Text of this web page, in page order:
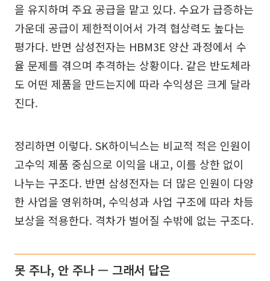
을 유지하며 주요 공급을 맡고 있다. 수요가 급증하는
가운데 공급이 제한적이어서 가격 협상력도 높다는
평가다. 반면 삼성전자는 HBM3E 양산 과정에서 수
율 문제를 겪으며 추격하는 상황이다. 같은 반도체라
도 어떤 제품을 만드는지에 따라 수익성은 크게 달라
진다.
정리하면 이렇다. SK하이닉스는 비교적 적은 인원이
고수익 제품 중심으로 이익을 내고, 이를 상한 없이
나누는 구조다. 반면 삼성전자는 더 많은 인원이 다양
한 사업을 영위하며, 수익성과 사업 구조에 따라 차등
보상을 적용한다. 격차가 벌어질 수밖에 없는 구조다.
못 주나, 안 주나 — 그래서 답은